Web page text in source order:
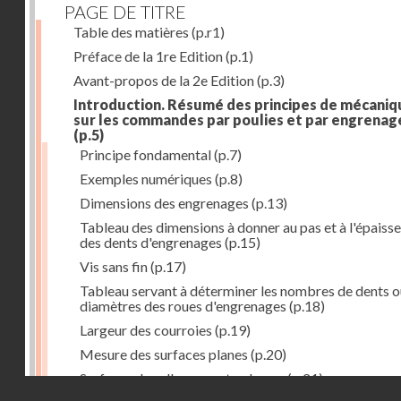
PAGE DE TITRE
Table des matières (p.r1)
Préface de la 1re Edition(p.1)
Avant-propos de la 2e Edition(p.3)
Introduction. Résumé des principes de
sur les commandes par poulies et par
(p.5)
Principe fondamental(p.7)
Exemples numériques (p.8)
Dimensions des engrenages (p.13)
Tableau des dimensions à donner au pas et à
des dents d'engrenages (p.15)
Vis sans fin(p.17)
Tableau servant à déterminer les nombres de dents
diamètres des roues d'engrenages (p.18)
Largeur des courroies (p.19)
Mesure des surfaces planes (p.20)
Surfaces dans l'espace et volumes(p.21)